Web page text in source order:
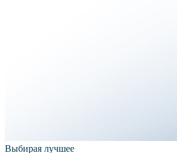
Выбирая лучшее